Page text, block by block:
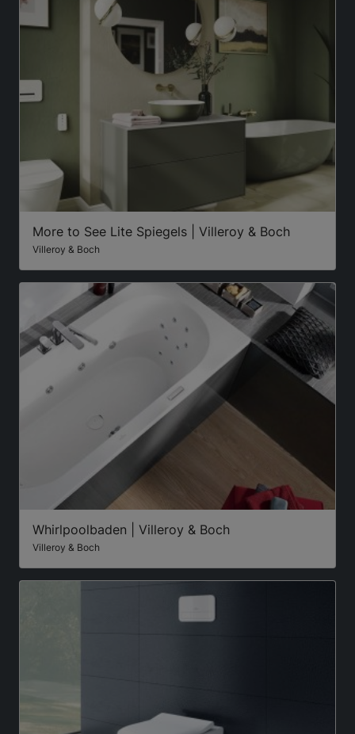
More to See Lite Spiegels | Villeroy & Boch
Villeroy & Boch
Whirlpoolbaden | Villeroy & Boch
Villeroy & Boch